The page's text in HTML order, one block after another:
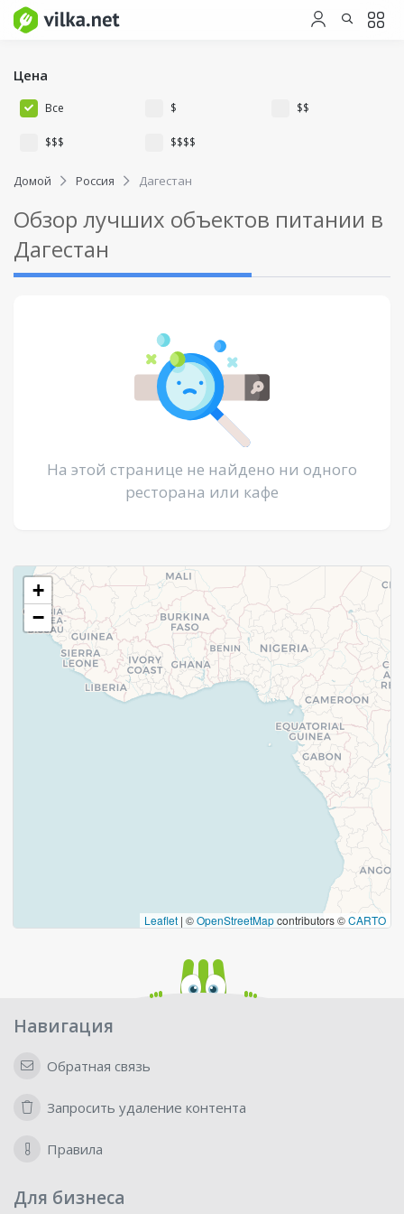
Цена
Все $ $$
$$$ $$$$
Домой Россия Дагестан
Обзор лучших объектов питании в
Дагестан
На этой странице не найдено ни одного
ресторана или кафе
+
−
Leaflet | ©OpenStreetMapcontributors ©CARTO
Навигация
Обратная связь
Запросить удаление контента
Правила
Для бизнеса